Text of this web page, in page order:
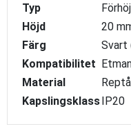
Typ
Höjd
20
Färg
Svart
Kompatibilitet
Material
KapslingsklassIP20